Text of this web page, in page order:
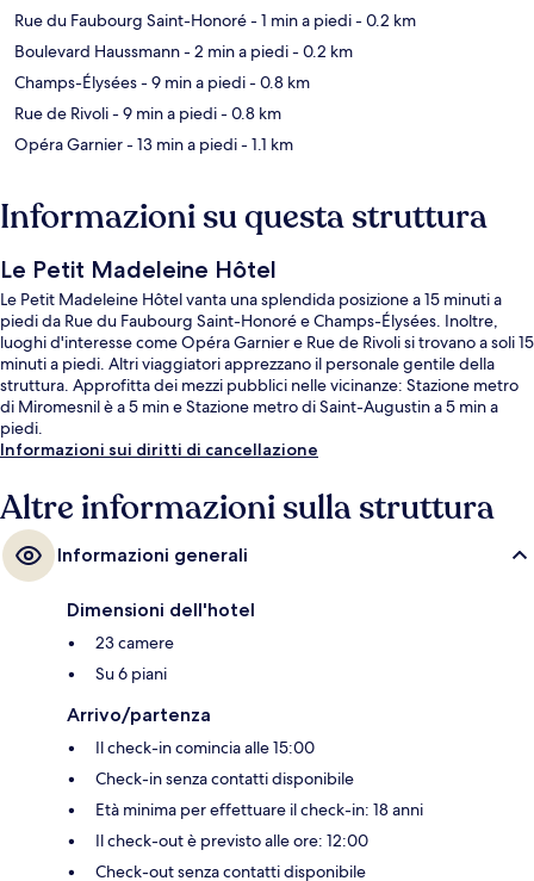
Rue du Faubourg Saint-Honoré- 1 min a piedi- 0.2 km
Boulevard Haussmann- 2 min a piedi- 0.2 km
Champs-Élysées- 9 min a piedi- 0.8 km
Rue de Rivoli- 9 min a piedi- 0.8 km
Opéra Garnier- 13 min a piedi- 1.1 km
Informazioni su questa struttura
Le Petit Madeleine Hôtel
Le Petit Madeleine Hôtel vanta una splendida posizione a 15 minuti a
piedi da Rue du Faubourg Saint-Honoré e Champs-Élysées. Inoltre,
luoghi d'interesse come Opéra Garnier e Rue de Rivoli si trovano a soli 15
minuti a piedi. Altri viaggiatori apprezzano il personale gentile della
struttura. Approfitta dei mezzi pubblici nelle vicinanze: Stazione metro
di Miromesnil è a 5 min e Stazione metro di Saint-Augustin a 5 min a
piedi.
Informazioni sui diritti di cancellazione
Altre informazioni sulla struttura
Informazioni generali
Dimensioni dell'hotel
23 camere
Su 6 piani
Arrivo/partenza
Il check-in comincia alle 15:00
Check-in senza contatti disponibile
Età minima per effettuare il check-in: 18 anni
Il check-out è previsto alle ore: 12:00
Check-out senza contatti disponibile